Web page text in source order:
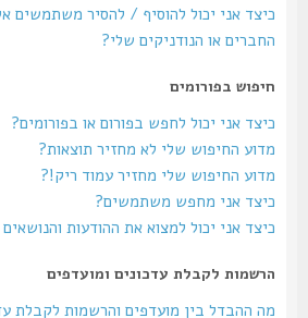
כיצד אני יכול להוסיף / להסיר משתמשים אל/
החברים או הנודניקים שלי?
חיפוש בפורומים
כיצד אני יכול לחפש בפורום או בפורומים?
מדוע החיפוש שלי לא מחזיר תוצאות?
מדוע החיפוש שלי מחזיר עמוד ריק!?
כיצד אני מחפש משתמשים?
כיצד אני יכול למצוא את ההודעות והנושאים שלי?
הרשמות לקבלת עדכונים ומועדפים
מה ההבדל בין מועדפים והרשמות לקבלת